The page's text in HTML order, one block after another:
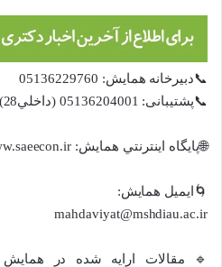
📞دبيرخانه همایش: 05136229760
📞پشتیبانی: 05136204001 (داخلي28)
🌐پايگاه اينترنتي همايش: www.saeecon.ir
🌀ایمیل همایش:
mahdaviyat@mshdiau.ac.ir
🔹 مقالات ارایه شده در همایش